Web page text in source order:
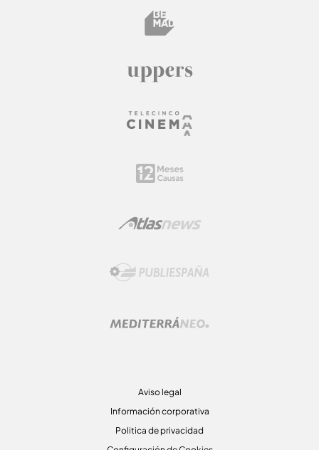
Aviso legal
Información corporativa
Politica de privacidad